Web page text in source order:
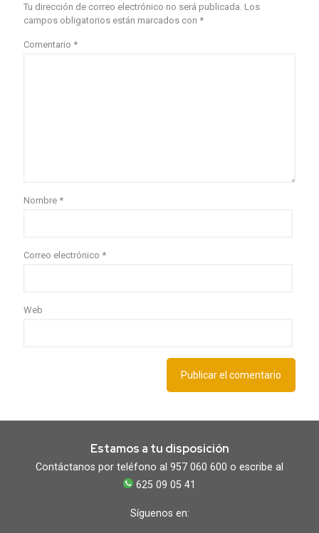
Tu dirección de correo electrónico no será publicada. Los
campos obligatorios están marcados con *
Comentario *
Nombre *
Correo electrónico *
Web
Estamos a tu disposición
Contáctanos por teléfono al 957 060 600 o escribe al
625 09 05 41
Síguenos en: